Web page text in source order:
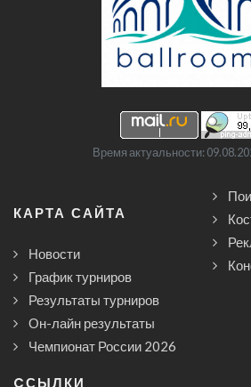
Время актуальности:
КАРТА САЙТА
Новости
График турниров
Результаты турниров
Он-лайн результаты
Чемпионат России 2026
CСЫЛКИ